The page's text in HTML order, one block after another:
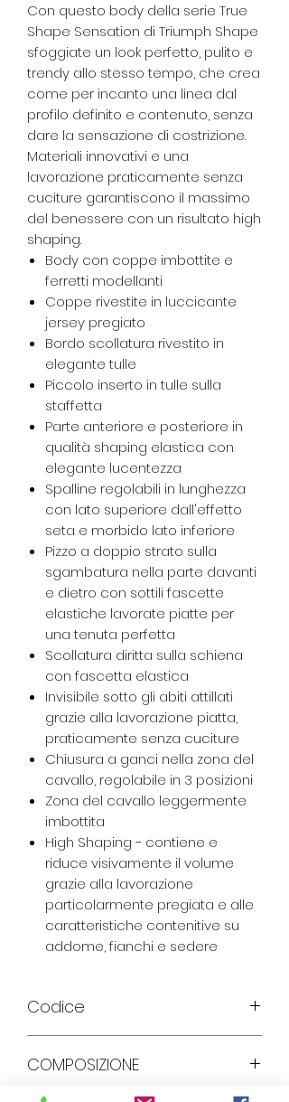
Con questo body della serie True
Shape Sensation di Triumph Shape
sfoggiate un look perfetto, pulito e
trendy allo stesso tempo, che crea
come per incanto una linea dal
profilo definito e contenuto, senza
dare la sensazione di costrizione.
Materiali innovativi e una
lavorazione praticamente senza
cuciture garantiscono il massimo
del benessere con un risultato high
shaping.
Body con coppe imbottite e
ferretti modellanti
Coppe rivestite in luccicante
jersey pregiato
Bordo scollatura rivestito in
elegante tulle
Piccolo inserto in tulle sulla
staffetta
Parte anteriore e posteriore in
qualità shaping elastica con
elegante lucentezza
Spalline regolabili in lunghezza
con lato superiore dall'effetto
seta e morbido lato inferiore
Pizzo a doppio strato sulla
sgambatura nella parte davanti
e dietro con sottili fascette
elastiche lavorate piatte per
una tenuta perfetta
Scollatura diritta sulla schiena
con fascetta elastica
Invisibile sotto gli abiti attillati
grazie alla lavorazione piatta,
praticamente senza cuciture
Chiusura a ganci nella zona del
cavallo, regolabile in 3 posizioni
Zona del cavallo leggermente
imbottita
High Shaping − contiene e
riduce visivamente il volume
grazie alla lavorazione
particolarmente pregiata e alle
caratteristiche contenitive su
addome, fianchi e sedere
Codice
COMPOSIZIONE